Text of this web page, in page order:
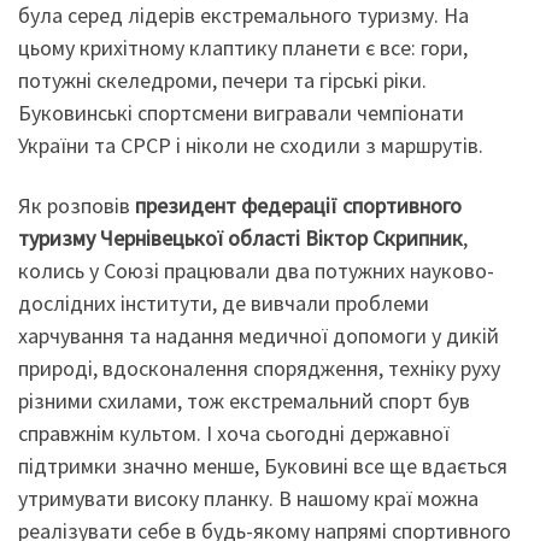
була серед лідерів екстремального туризму. На
цьому крихітному клаптику планети є все: гори,
потужні скеледроми, печери та гірські ріки.
Буковинські спортсмени вигравали чемпіонати
України та СРСР і ніколи не сходили з маршрутів.
Як розповів президент федерації спортивного
туризму Чернівецької області Віктор Скрипник,
колись у Союзі працювали два потужних науково-
дослідних інститути, де вивчали проблеми
харчування та надання медичної допомоги у дикій
природі, вдосконалення спорядження, техніку руху
різними схилами, тож екстремальний спорт був
справжнім культом. І хоча сьогодні державної
підтримки значно менше, Буковині все ще вдається
утримувати високу планку. В нашому краї можна
реалізувати себе в будь-якому напрямі спортивного